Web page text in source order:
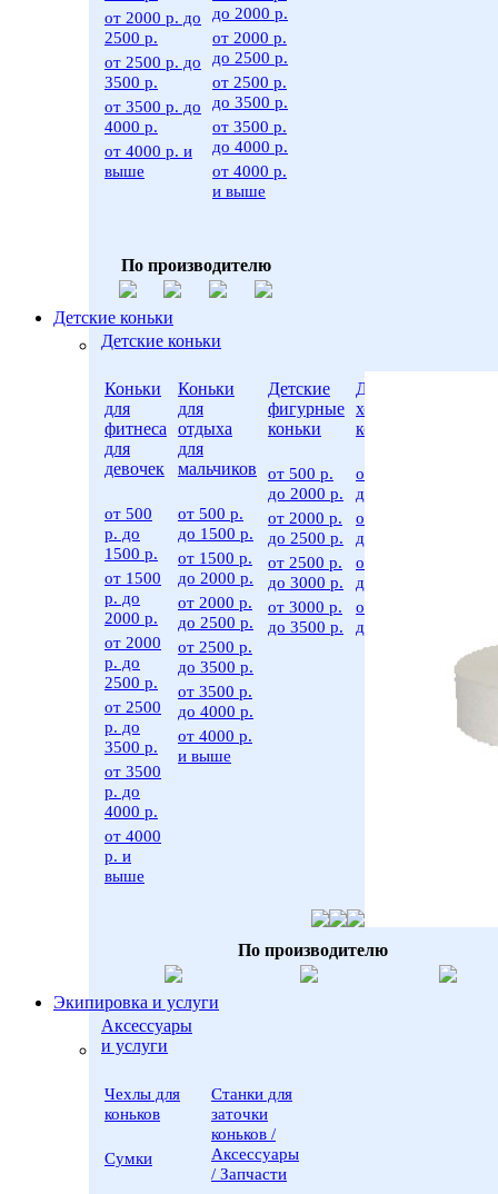
от 2000 р. до
2500 р.
от 2500 р. до
3500 р.
от 3500 р. до
4000 р.
от 4000 р. и
выше
до 2000 р.
от 2000 р.
до 2500 р.
от 2500 р.
до 3500 р.
от 3500 р.
до 4000 р.
от 4000 р.
и выше
По производителю
Детские коньки
Детские коньки
Коньки
для
фитнеса
для
девочек
от 500
р. до
1500 р.
от 1500
р. до
2000 р.
от 2000
р. до
2500 р.
от 2500
р. до
3500 р.
от 3500
р. до
4000 р.
от 4000
р. и
выше
Коньки
для
отдыха
для
мальчиков
от 500 р.
до 1500 р.
от 1500 р.
до 2000 р.
от 2000 р.
до 2500 р.
от 2500 р.
до 3500 р.
от 3500 р.
до 4000 р.
от 4000 р.
и выше
Детские
фигурные
коньки
от 500 р.
до 2000 р.
от 2000 р.
до 2500 р.
от 2500 р.
до 3000 р.
от 3000 р.
до 3500 р.
Детские
хоккейные
коньки
от 500 р.
до 2000 р.
от 2000 р.
до 2500 р.
от 2500 р.
до 3000 р.
от 3000 р.
до 3500 р.
По производителю
Экипировка и услуги
Аксессуары
и услуги
Чехлы для
коньков
Сумки
Станки для
заточки
коньков /
Аксессуары
/ Запчасти